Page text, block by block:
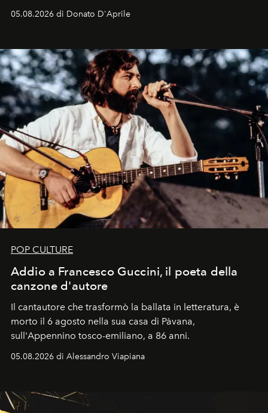
logomania pensata per la spiaggia
Kate, Claudia e Carla una dietro l'altra. Trent'anni dopo,
uno dei documenti più contemporanei che abbiamo.
05.08.2026 di Donato D'Aprile
POP CULTURE
Addio a Francesco Guccini, il poeta della
canzone d'autore
Il cantautore che trasformò la ballata in letteratura, è
morto il 6 agosto nella sua casa di Pàvana,
sull'Appennino tosco-emiliano, a 86 anni.
05.08.2026 di Alessandro Viapiana